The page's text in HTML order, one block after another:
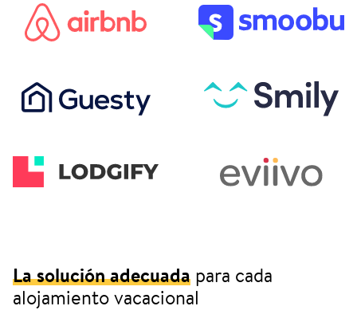
La solución adecuada para cada
alojamiento vacacional